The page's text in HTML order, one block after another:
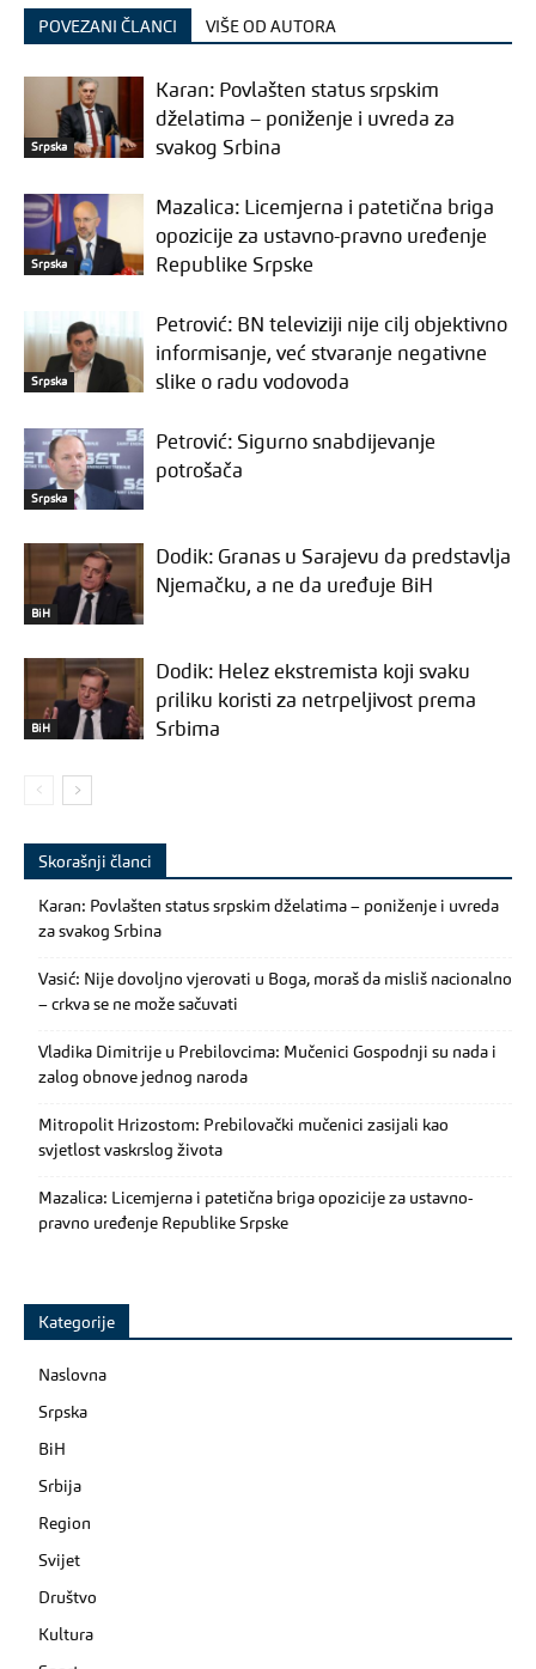
POVEZANI ČLANCI VIŠE OD AUTORA
Srpska
Karan: Povlašten status srpskim
dželatima – poniženje i uvreda za
svakog Srbina
Srpska
Mazalica: Licemjerna i patetična briga
opozicije za ustavno-pravno uređenje
Republike Srpske
Srpska
Petrović: BN televiziji nije cilj objektivno
informisanje, već stvaranje negativne
slike o radu vodovoda
Srpska
Petrović: Sigurno snabdijevanje
potrošača
BiH
Dodik: Granas u Sarajevu da predstavlja
Njemačku, a ne da uređuje BiH
BiH
Dodik: Helez ekstremista koji svaku
priliku koristi za netrpeljivost prema
Srbima
Skorašnji članci
Karan: Povlašten status srpskim dželatima – poniženje i uvreda
za svakog Srbina
Vasić: Nije dovoljno vjerovati u Boga, moraš da misliš nacionalno
– crkva se ne može sačuvati
Vladika Dimitrije u Prebilovcima: Mučenici Gospodnji su nada i
zalog obnove jednog naroda
Mitropolit Hrizostom: Prebilovački mučenici zasijali kao
svjetlost vaskrslog života
Mazalica: Licemjerna i patetična briga opozicije za ustavno-
pravno uređenje Republike Srpske
Kategorije
Naslovna
Srpska
BiH
Srbija
Region
Svijet
Društvo
Kultura